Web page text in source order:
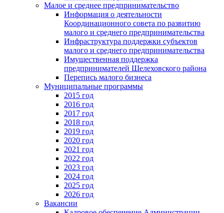
Малое и среднее предпринимательство
Информация о деятельности
Координационного совета по развитию
малого и среднего предпринимательства
Инфраструктура поддержки субъектов
малого и среднего предпринимательства
Имущественная поддержка
предпринимателей Шелеховского района
Перепись малого бизнеса
Муниципальные программы
2015 год
2016 год
2017 год
2018 год
2019 год
2020 год
2021 год
2022 год
2023 год
2024 год
2025 год
2026 год
Вакансии